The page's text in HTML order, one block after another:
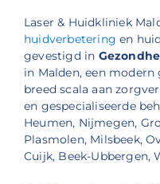
Laser & Huidkliniek
huidverbetering en
gevestigd in
in Malden, een
breed scala aan
en gespecialiseerde
Heumen, Nijmegen,
Plasmolen, Milsbeek,
Cuijk, Beek-Ubbergen,